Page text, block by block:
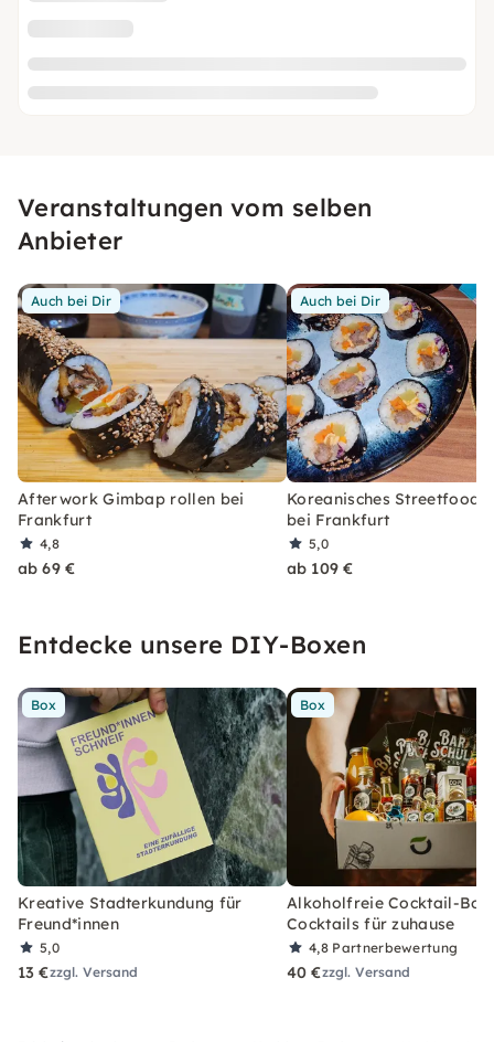
Veranstaltungen vom selben
Anbieter
Auch bei Dir
Afterwork Gimbap rollen bei
Frankfurt
4,8
ab 69 €
Auch bei Dir
Koreanisches Streetfood
bei Frankfurt
5,0
ab 109 €
Entdecke unsere DIY-Boxen
Box
Kreative Stadterkundung für
Freund*innen
5,0
13 €zzgl. Versand
Box
Alkoholfreie Cocktail-Box
Cocktails für zuhause
4,8 Partnerbewertung
40 €zzgl. Versand